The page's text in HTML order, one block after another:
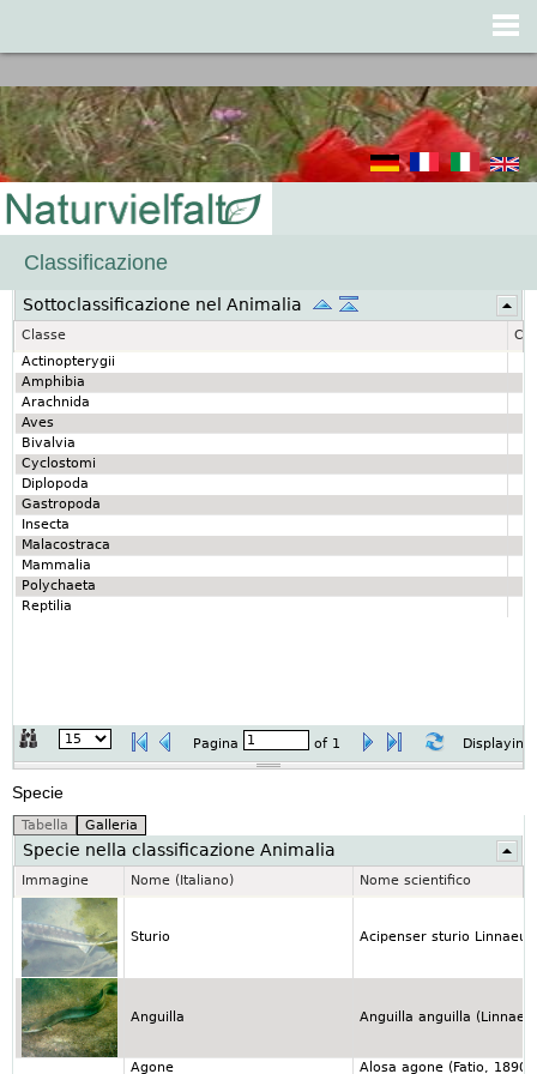
Classificazione
Sottoclassificazione nel Animalia
Classe
Actinopterygii
Amphibia
Arachnida
Aves
Bivalvia
Cyclostomi
Diplopoda
Gastropoda
Insecta
Malacostraca
Mammalia
Polychaeta
Reptilia
Pagina of 1
Specie
Specie nella classificazione Animalia
Immagine Nome (Italiano) Nome scientifico
Sturio Acipenser sturio Linnaeus
Anguilla Anguilla anguilla
Agone Alosa agone (Fatio, 1890)